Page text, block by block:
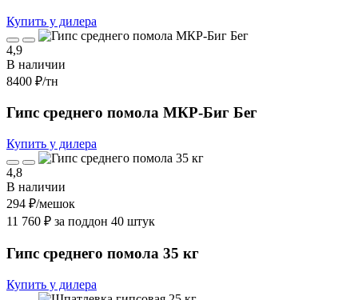
Купить у дилера
4,9
В наличии
8400 ₽/тн
Гипс среднего помола МКР-Биг Бег
Купить у дилера
4,8
В наличии
294 ₽/мешок
11 760 ₽ за поддон 40 штук
Гипс среднего помола 35 кг
Купить у дилера